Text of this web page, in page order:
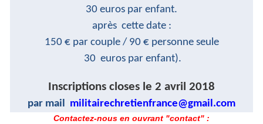
30 euros par enfant.
après cette date :
150 € par couple / 90 € personne seule
30 euros par enfant).
Inscriptions closes le 2 avril 2018
par mail militairechretienfrance@gmail.com
Contactez-nous en ouvrant "contact" :